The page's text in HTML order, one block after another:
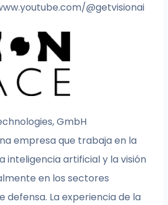
@getvisionai
GmbH
empresa que trabaja en la
inteligencia artificial y la visión
en los sectores
defensa. La experiencia de la